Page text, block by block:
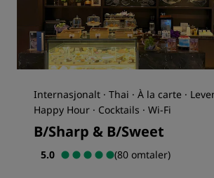
Internasjonalt · Thai · À la carte ·
Happy Hour · Cocktails · Wi-Fi
B/Sharp & B/Sweet
5.0 (80 omtaler)